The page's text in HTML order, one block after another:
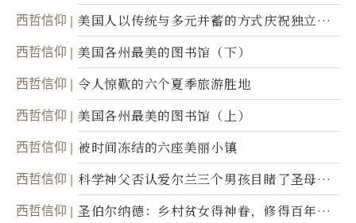
西哲信仰
美国人以传统与多元并蓄的方式庆祝独立日2
50周年
西哲信仰 美国各州最美的图书馆（下）
西哲信仰 令人惊歎的六个夏季旅游胜地
西哲信仰 美国各州最美的图书馆（上）
西哲信仰 被时间冻结的六座美丽小镇
西哲信仰
科学神父否认爱尔兰三个男孩目睹了圣母显
灵
西哲信仰
圣伯尔纳德：乡村贫女得神眷，修得百年不